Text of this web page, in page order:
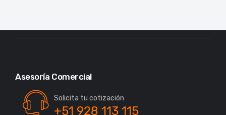
Asesoría Comercial
Solicita tu cotización
+51 928 113 115